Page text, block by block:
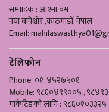
सम्पादक : आश्मा बम
नया बानेश्वोर ,काठमाडौँ, नेपाल
Email:
टेलिफोन
Phone: ०१-४५२७५०१
Mobile: ९८६०४९९००५ ,
मार्केटिङको लागि : ९८६०१०३३२५